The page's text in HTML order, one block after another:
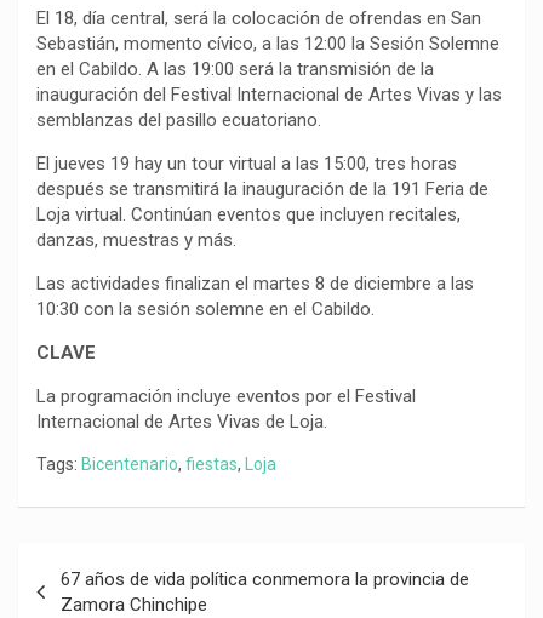
El 18, día central, será la colocación de ofrendas en San
Sebastián, momento cívico, a las 12:00 la Sesión Solemne
en el Cabildo. A las 19:00 será la transmisión de la
inauguración del Festival Internacional de Artes Vivas y las
semblanzas del pasillo ecuatoriano.
El jueves 19 hay un tour virtual a las 15:00, tres horas
después se transmitirá la inauguración de la 191 Feria de
Loja virtual. Continúan eventos que incluyen recitales,
danzas, muestras y más.
Las actividades finalizan el martes 8 de diciembre a las
10:30 con la sesión solemne en el Cabildo.
CLAVE
La programación incluye eventos por el Festival
Internacional de Artes Vivas de Loja.
Tags: Bicentenario, fiestas, Loja
de
67 años de vida política conmemora la provincia de
Zamora Chinchipe